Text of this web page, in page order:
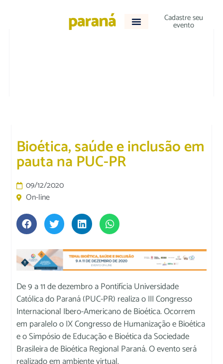
Cadastre seu
evento
Bioética, saúde e inclusão em
pauta na PUC-PR
09/12/2020
On-line
De 9 a 11 de dezembro a Pontifícia Universidade
Católica do Paraná (PUC-PR) realiza o III Congresso
Internacional Ibero-Americano de Bioética. Ocorrem
em paralelo o IX Congresso de Humanização e Bioética
e o Simpósio de Educação e Bioética da Sociedade
Brasileira de Bioética Regional Paraná. O evento será